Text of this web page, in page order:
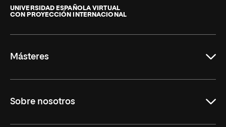
de
La
UNIVERSIDAD ESPAÑOLA VIRTUAL
CON PROYECCIÓN INTERNACIONAL
Másteres
Derecho
Sobre nosotros